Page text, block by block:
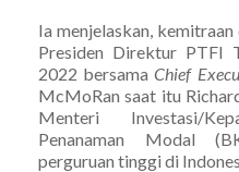
Ia menjelaskan,
Presiden Direktur PTFI
2022 bersamaChief
McMoRan saat itu
Menteri Investasi/
Penanaman Modal
perguruan tinggi di